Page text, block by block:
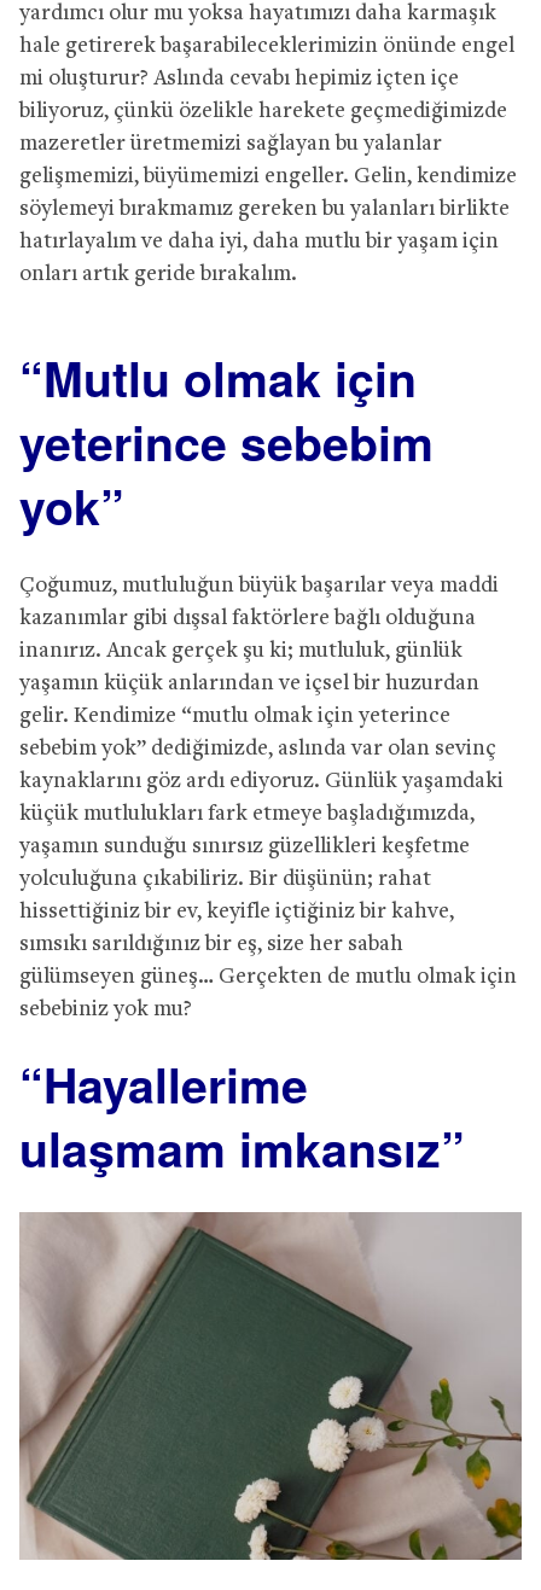
yardımcı olur mu yoksa hayatımızı daha karmaşık
hale getirerek başarabileceklerimizin önünde engel
mi oluşturur? Aslında cevabı hepimiz içten içe
biliyoruz, çünkü özelikle harekete geçmediğimizde
mazeretler üretmemizi sağlayan bu yalanlar
gelişmemizi, büyümemizi engeller. Gelin, kendimize
söylemeyi bırakmamız gereken bu yalanları birlikte
hatırlayalım ve daha iyi, daha mutlu bir yaşam için
onları artık geride bırakalım.
“Mutlu olmak için
yeterince sebebim
yok”
Çoğumuz, mutluluğun büyük başarılar veya maddi
kazanımlar gibi dışsal faktörlere bağlı olduğuna
inanırız. Ancak gerçek şu ki; mutluluk, günlük
yaşamın küçük anlarından ve içsel bir huzurdan
gelir. Kendimize “mutlu olmak için yeterince
sebebim yok” dediğimizde, aslında var olan sevinç
kaynaklarını göz ardı ediyoruz. Günlük yaşamdaki
küçük mutlulukları fark etmeye başladığımızda,
yaşamın sunduğu sınırsız güzellikleri keşfetme
yolculuğuna çıkabiliriz. Bir düşünün; rahat
hissettiğiniz bir ev, keyifle içtiğiniz bir kahve,
sımsıkı sarıldığınız bir eş, size her sabah
gülümseyen güneş… Gerçekten de mutlu olmak için
sebebiniz yok mu?
“Hayallerime
ulaşmam imkansız”